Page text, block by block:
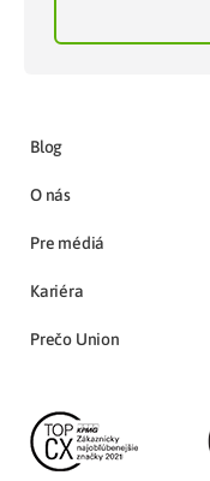
Blog
O nás
Pre médiá
Kariéra
Prečo Union